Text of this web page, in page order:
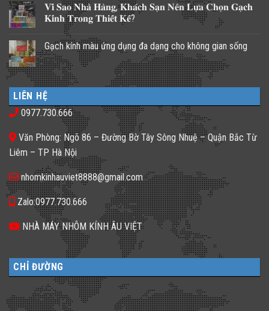
bình
luận
ở
pháp
lấy
ánh
sáng
cho
nhà
phố
thiếu
sáng
tối
𝐕𝐢̀ 𝐒𝐚𝐨 𝐍𝐡𝐚̀ 𝐇𝐚̀𝐧𝐠, 𝐊𝐡𝐚́𝐜𝐡 𝐒𝐚̣𝐧 𝐍𝐞̂𝐧 𝐋𝐮̛̣𝐚 𝐂𝐡𝐨̣𝐧 𝐆𝐚̣𝐜𝐡
𝐊𝐢́𝐧𝐡 𝐓𝐫𝐨𝐧𝐠 𝐓𝐡𝐢𝐞̂́𝐭 𝐊𝐞̂́?
bình
luận
ở
𝐕𝐢̀
𝐒𝐚𝐨
𝐍𝐡𝐚̀
𝐇𝐚̀𝐧𝐠,
𝐊𝐡𝐚́𝐜𝐡
𝐒𝐚̣𝐧
𝐍𝐞̂𝐧
𝐆𝐚̣𝐜𝐡
𝐊𝐢́𝐧𝐡
𝐓𝐫𝐨𝐧𝐠
𝐓𝐡𝐢𝐞̂́𝐭
𝐊𝐞̂́?
Gạch kính màu ứng dụng đa dạng cho không gian sống
Không
có
bình
luận
ở
Gạch
kính
màu
đa
dạng
cho
không
gian
sống
LIÊN HỆ
0977.730.666
Văn Phòng: Ngõ 86 – Đường Bờ Tây Sông Nhuệ – Quận Bắc Từ
Liêm – TP Hà Nội
nhomkinhauviet8888@gmail.com
Zalo:0977.730.666
NHÀ MÁY NHÔM KÍNH ÂU VIỆT
CHỈ ĐƯỜNG